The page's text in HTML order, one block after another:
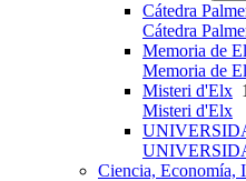
Cátedra
Cátedra
Memoria de
Memoria de
Misteri d'Elx
Misteri d'Elx
Ciencia, Economía,